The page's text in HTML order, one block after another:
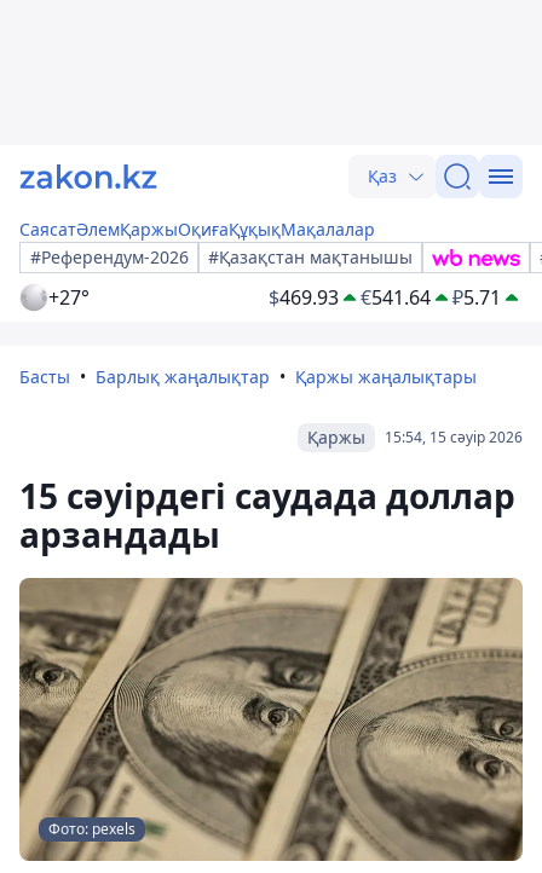
Қаз
СаясатӘлемҚаржыОқиғаҚұқықМақалалар
#Референдум-2026
#Қазақстан мақтанышы
+27° $469.93 €541.64 ₽5.71
Басты Барлық жаңалықтар Қаржы жаңалықтары
15:54, 15 сәуір 2026
Қаржы
15 сәуірдегі саудада доллар
арзандады
Фото: pexels